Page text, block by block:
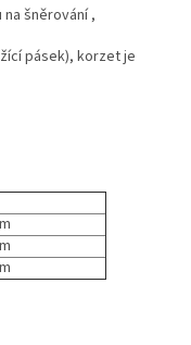
šněrování ,
pásek), korzet je